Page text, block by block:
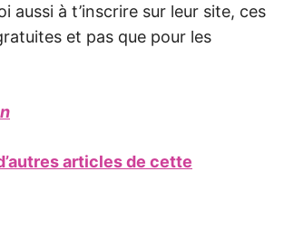
aussi à t’inscrire sur leur site, ces
et pas que pour les
articles de cette